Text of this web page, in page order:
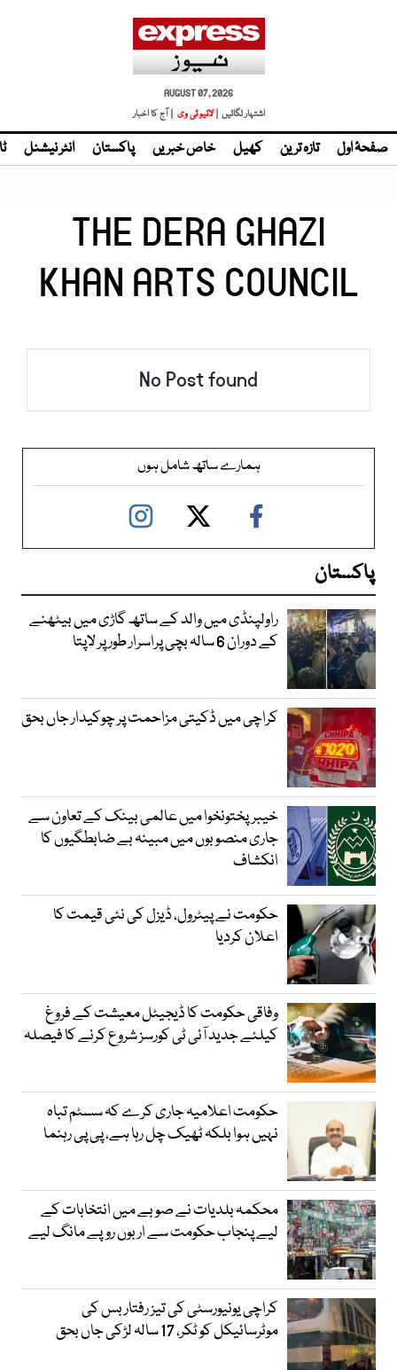
AUGUST 07, 2026
اشتہار لگائیں |
| آج کا اخبار
صفحۂ اول تازہ ترین کھیل خاص خبریں پاکستان انٹر نیشنل
THE DERA GHAZI
KHAN ARTS COUNCIL
No Post found
ہمارے ساتھ شامل ہوں
پاکستان
راولپنڈی میں والد کے ساتھ گاڑی میں بیٹھنے
کے دوران 6 سالہ بچی پراسرار طور پر لاپتا
کراچی میں ڈکیتی مزاحمت پر چوکیدار جاں بحق
خیبرپختونخوا میں عالمی بینک کے تعاون سے
جاری منصوبوں میں مبینہ بے ضابطگیوں کا
انکشاف
حکومت نے پیٹرول، ڈیزل کی نئی قیمت کا
اعلان کردیا
وفاقی حکومت کا ڈیجیٹل معیشت کے فروغ
کیلئے جدید آئی ٹی کورسز شروع کرنے کا فیصلہ
حکومت اعلامیہ جاری کرے کہ سسٹم تباہ
نہیں ہوا بلکہ ٹھیک چل رہا ہے، پی پی رہنما
محکمہ بلدیات نے صوبے میں انتخابات کے
لیے پنجاب حکومت سے اربوں روپے مانگ لیے
کراچی یونیورسٹی کی تیز رفتار بس کی
موٹرسائیکل کو ٹکر، 17 سالہ لڑکی جاں بحق